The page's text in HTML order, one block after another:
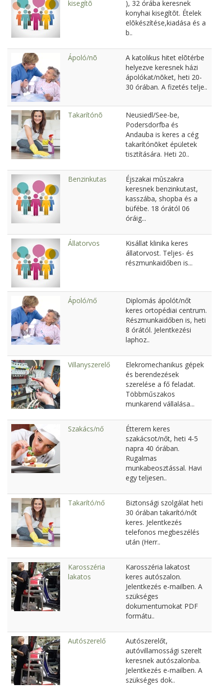
kisegítõ
), 32 órába keresnek
konyhai kisegítõt. Ételek
elõkészítése,kiadása és a
b..
Ápoló/nõ
A katolikus hitet elõtérbe
helyezve keresnek házi
ápolókat/nõket, heti 20-
30 órában. A fizetés telje..
Takarítónõ
Neusiedl/See-be,
Podersdorfba és
Andauba is keres a cég
takarítónõket épületek
tisztítására. Heti 20..
Benzinkutas
Éjszakai mûszakra
keresnek benzinkutast,
kasszába, shopba és a
büfébe. 18 órától 06
óráig...
Állatorvos
Kisállat klinika keres
állatorvost. Teljes- és
részmunkaidőben is...
Ápoló/nő
Diplomás ápolót/nőt
keres ortopédiai centrum.
Részmunkaidőben is, heti
8 órától. Jelentkezési
laphoz..
Villanyszerelő
Elekromechanikus gépek
és berendezések
szerelése a fő feladat.
Többműszakos
munkarend vállalása...
Szakács/nő
Étterem keres
szakácsot/nőt, heti 4-5
napra 40 órában.
Rugalmas
munkabeosztással. Havi
egy teljesen..
Takarító/nő
Biztonsági szolgálat heti
30 órában takarító/nőt
keres. Jelentkezés
telefonos megbeszélés
után (Herr..
Karosszéria
lakatos
Karosszéria lakatost
keres autószalon.
Jelentkezés e-mailben. A
szükséges
dokumentumokat PDF
formátu..
Autószerelő
Autószerelőt,
autóvillamossági szerelt
keresnek autószalonba.
Jelentkezés e-mailben. A
szükséges dok..